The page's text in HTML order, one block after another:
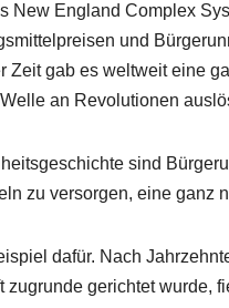
New England Complex
und
Zeit gab es weltweit eine
an Revolutionen
sind
zu versorgen, eine ganz
dafür. Nach
gerichtet wurde,